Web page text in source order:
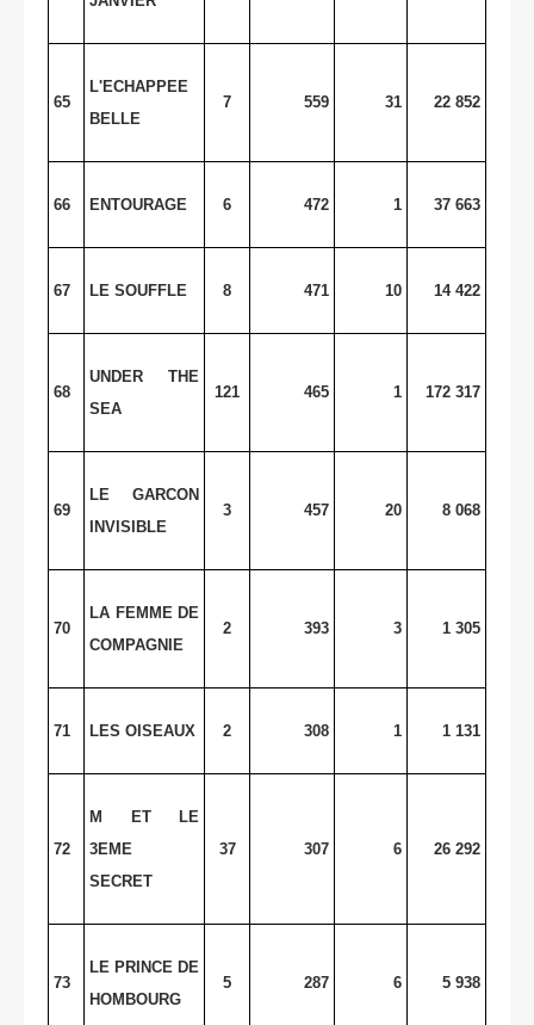
65
L'ECHAPPEE
BELLE
7 559 31 22 852
66 ENTOURAGE 6 472 1 37 663
67 LE SOUFFLE 8 471 10 14 422
68
UNDER THE
SEA
121 465 1 172 317
69
LE GARCON
INVISIBLE
3 457 20 8 068
70
LA FEMME DE
COMPAGNIE
2 393 3 1 305
71 LES OISEAUX 2 308 1 1 131
72
M ET LE
3EME
SECRET
37 307 6 26 292
73
LE PRINCE DE
HOMBOURG
5 287 6 5 938